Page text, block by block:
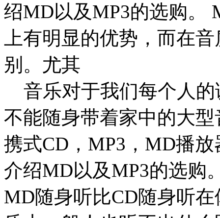
绍MD以及MP3的选购。
上有明显的优势，而在
别。尤其
音乐对于我们每个人的
不能随身带着家中的大型
携式CD，MP3，MD播
介绍MD以及MP3的选购
MD随身听比CD随身听